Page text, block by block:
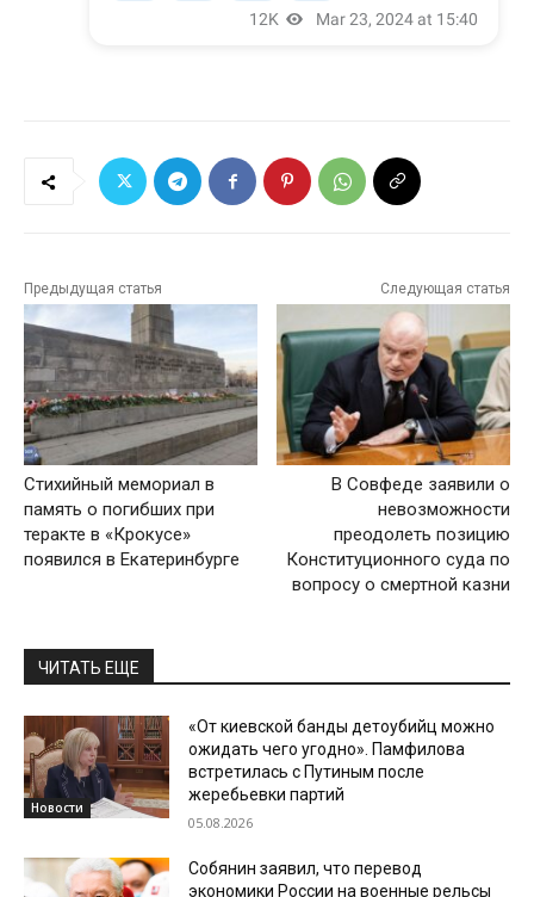
Предыдущая статья
Стихийный мемориал в
память о погибших при
теракте в «Крокусе»
появился в Екатеринбурге
Следующая статья
В Совфеде заявили о
невозможности
преодолеть позицию
Конституционного суда по
вопросу о смертной казни
ЧИТАТЬ ЕЩЕ
Новости
«От киевской банды детоубийц можно
ожидать чего угодно». Памфилова
встретилась с Путиным после
жеребьевки партий
05.08.2026
Собянин заявил, что перевод
экономики России на военные рельсы